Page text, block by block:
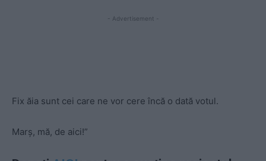
- Advertisement -
Fix ăia sunt cei care ne vor cere încă o dată votul.
Marș, mă, de aici!”